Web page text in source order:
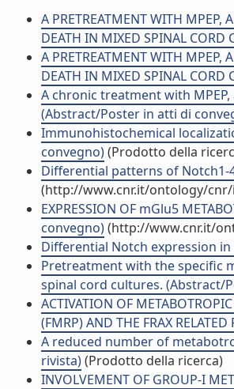
A PRETREATMENT WITH MPEP,
DEATH IN MIXED SPINAL
A PRETREATMENT WITH MPEP,
DEATH IN MIXED SPINAL
A chronic treatment with
(Abstract/Poster in atti di
Immunohistochemical
convegno)(Prodotto della
Differential patterns of
(http://www.cnr.it/ontology/
EXPRESSION OF mGlu5
convegno)(http://www.cnr.it/
Differential Notch expression
Pretreatment with the specific
spinal cord cultures. (Abstract/
ACTIVATION OF
(FMRP) AND THE FRAX
A reduced number of
rivista)(Prodotto della ricerca)
INVOLVEMENT OF GROUP-I